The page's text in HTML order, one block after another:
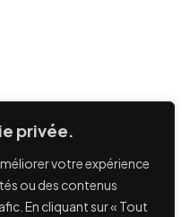
privée.
votre expérience
ou des contenus
En cliquant sur « Tout